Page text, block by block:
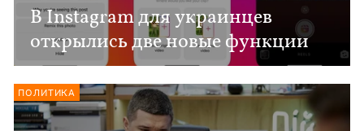
В Instagram для украинцев
открылись две новые функции
ПОЛИТИКА